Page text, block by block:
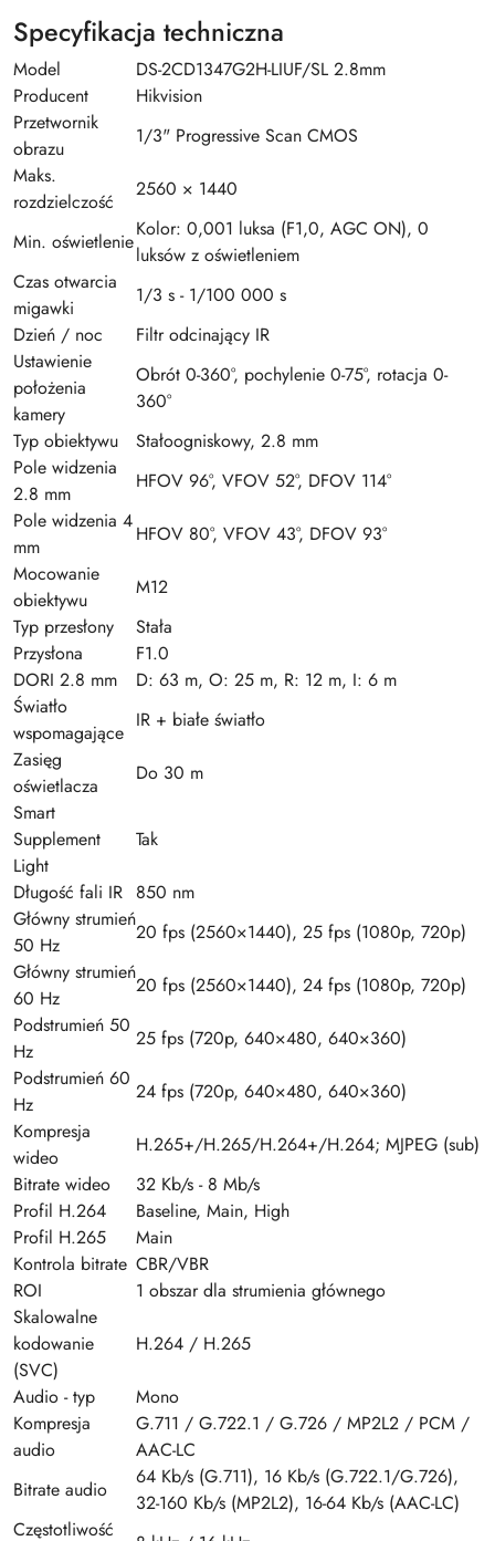
Specyfikacja techniczna
Model
DS-2CD1347G2H-LIUF/SL 2.8mm
Producent
Hikvision
Przetwornik
obrazu
1/3" Progressive Scan CMOS
Maks.
rozdzielczość
2560 × 1440
Min. oświetlenie
Kolor: 0,001 luksa (F1,0, AGC ON), 0
luksów z oświetleniem
Czas otwarcia
migawki
1/3 s - 1/100 000 s
Dzień / noc
Filtr odcinający IR
Ustawienie
położenia
kamery
Obrót 0-360°, pochylenie 0-75°, rotacja 0-
360°
Typ obiektywu
Stałoogniskowy, 2.8 mm
Pole widzenia
2.8 mm
HFOV 96°, VFOV 52°, DFOV 114°
Pole widzenia 4
mm
HFOV 80°, VFOV 43°, DFOV 93°
Mocowanie
obiektywu
M12
Typ przesłony
Stała
Przysłona
F1.0
DORI 2.8 mm
D: 63 m, O: 25 m, R: 12 m, I: 6 m
Światło
wspomagające
IR + białe światło
Zasięg
oświetlacza
Do 30 m
Smart
Supplement
Light
Tak
Długość fali IR 850 nm
Główny strumień
50 Hz
20 fps (2560×1440), 25 fps (1080p, 720p)
Główny strumień
60 Hz
20 fps (2560×1440), 24 fps (1080p, 720p)
Podstrumień 50
Hz
25 fps (720p, 640×480, 640×360)
Podstrumień 60
Hz
24 fps (720p, 640×480, 640×360)
Kompresja
wideo
H.265+/H.265/H.264+/H.264; MJPEG (sub)
Bitrate wideo
32 Kb/s - 8 Mb/s
Profil H.264
Baseline, Main, High
Profil H.265
Main
Kontrola bitrate CBR/VBR
ROI
1 obszar dla strumienia głównego
Skalowalne
kodowanie
(SVC)
H.264 / H.265
Audio - typ
Mono
Kompresja
audio
G.711 / G.722.1 / G.726 / MP2L2 / PCM /
AAC-LC
Bitrate audio
64 Kb/s (G.711), 16 Kb/s (G.722.1/G.726),
32-160 Kb/s (MP2L2), 16-64 Kb/s (AAC-LC)
Częstotliwość